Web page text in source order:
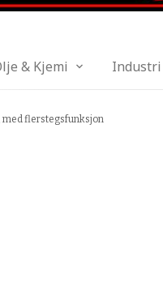
& Kjemi Industri
med flerstegsfunksjon